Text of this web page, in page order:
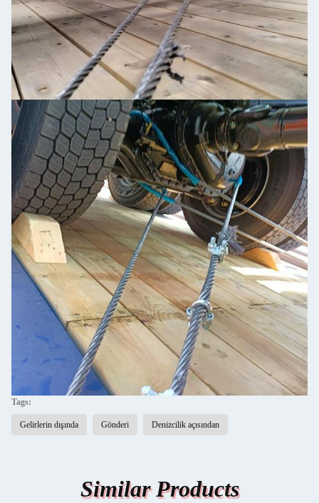
Tags:
Gelirlerin dışında Gönderi Denizcilik açısından
Similar Products